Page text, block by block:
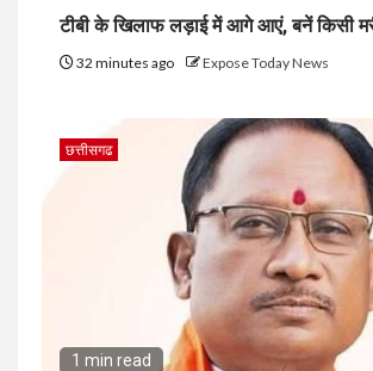
टीबी के खिलाफ लड़ाई में आगे आएं, बनें किसी
32 minutes ago Expose Today News
छत्तीसगढ
1 min read